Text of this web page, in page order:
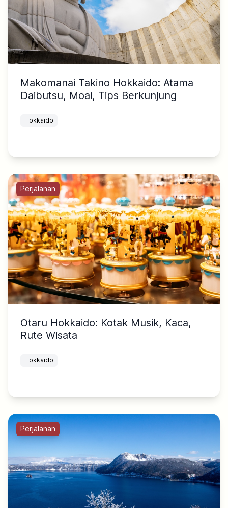
Makomanai Takino Hokkaido: Atama
Daibutsu, Moai, Tips Berkunjung
Hokkaido
Perjalanan
Otaru Hokkaido: Kotak Musik, Kaca,
Rute Wisata
Hokkaido
Perjalanan